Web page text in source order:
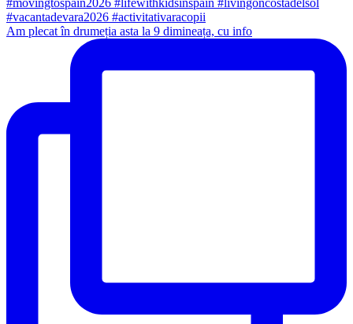
Am plecat în drumeția asta la 9 dimineața, cu info